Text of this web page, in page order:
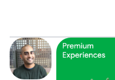
for a maneira de